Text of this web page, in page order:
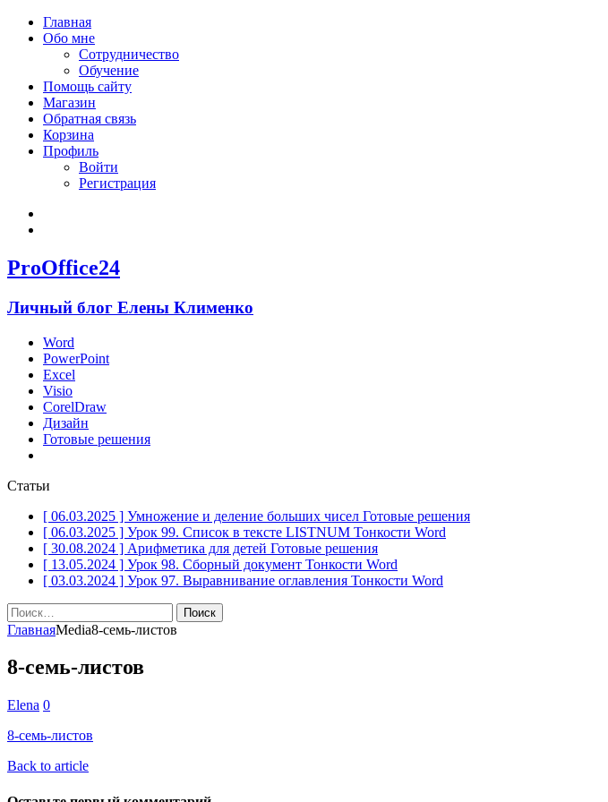
Главная
Обо мне
Сотрудничество
Обучение
Помощь сайту
Магазин
Обратная связь
Корзина
Профиль
Войти
Регистрация
ProOffice24
Личный блог Елены Клименко
Word
PowerPoint
Excel
Visio
CorelDraw
Дизайн
Готовые решения
Статьи
[ 06.03.2025 ] Умножение и деление больших чисел Готовые решения
[ 06.03.2025 ] Урок 99. Список в тексте LISTNUM Тонкости Word
[ 30.08.2024 ] Арифметика для детей Готовые решения
[ 13.05.2024 ] Урок 98. Сборный документ Тонкости Word
[ 03.03.2024 ] Урок 97. Выравнивание оглавления Тонкости Word
Найти:
ГлавнаяMedia8-семь-листов
8-семь-листов
Elena 0
8-семь-листов
Back to article